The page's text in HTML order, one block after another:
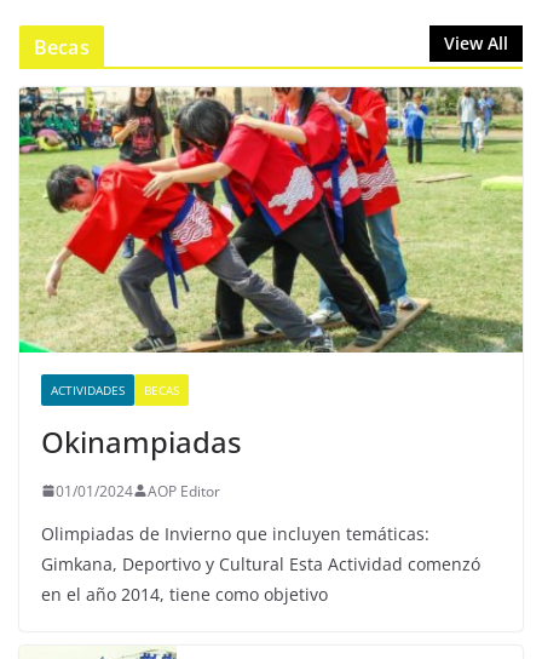
Becas View All
ACTIVIDADES BECAS
Okinampiadas
01/01/2024 AOP Editor
Olimpiadas de Invierno que incluyen temáticas:
Gimkana, Deportivo y Cultural Esta Actividad comenzó
en el año 2014, tiene como objetivo